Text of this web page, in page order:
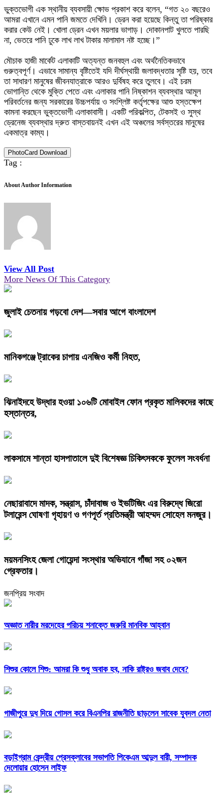
‎ভুক্তভোগী এক স্থানীয় ব্যবসায়ী ক্ষোভ প্রকাশ করে বলেন, “গত ২০ বছরেও
আমরা এখানে এমন পানি জমতে দেখিনি। ড্রেন করা হয়েছে কিন্তু তা পরিষ্কার
করার কেউ নেই। খোলা ড্রেন এখন ময়লার ভাগাড়। দোকানপাট খুলতে পারছি
না, ভেতরে পানি ঢুকে লাখ লাখ টাকার মালামাল নষ্ট হচ্ছে।”
‎মৌচাক হাজী মার্কেট এলাকাটি অত্যন্ত জনবহুল এবং অর্থনৈতিকভাবে
গুরুত্বপূর্ণ। এভাবে সামান্য বৃষ্টিতেই যদি দীর্ঘস্থায়ী জলাবদ্ধতার সৃষ্টি হয়, তবে
তা সাধারণ মানুষের জীবনযাত্রাকে আরও দুর্বিষহ করে তুলবে। এই চরম
ভোগান্তি থেকে মুক্তি পেতে এবং এলাকার পানি নিষ্কাশন ব্যবস্থার আমূল
পরিবর্তনের জন্য সরকারের উচ্চপর্যায় ও সংশ্লিষ্ট কর্তৃপক্ষের আশু হস্তক্ষেপ
কামনা করছেন ভুক্তভোগী এলাকাবাসী। একটি পরিকল্পিত, টেকসই ও সুস্থ
ড্রেনেজ ব্যবস্থার দ্রুত বাস্তবায়নই এখন এই অঞ্চলের সর্বস্তরের মানুষের
একমাত্র কাম্য।
PhotoCard Download
Tag :
About Author Information
View All Post
More News Of This Category
জুলাই চেতনায় গড়বো দেশ—সবার আগে বাংলাদেশ
মানিকগঞ্জে ট্রাকের চাপায় এনজিও কর্মী নিহত,
ঝিনাইদহে উদ্ধার হওয়া ১০৬টি মোবাইল ফোন প্রকৃত মালিকদের কাছে
হস্তান্তর,
লাকসামে শান্তা হাসপাতালে দুই বিশেষজ্ঞ চিকিৎসককে ফুলেল সংবর্ধনা
নেছারাবাদে মাদক, সন্ত্রাস, চাঁদাবাজ ও ইভটিজিং এর বিরুদ্ধে জিরো
টলারেন্স ঘোষণা গৃহায়ণ ও গণপূর্ত প্রতিমন্ত্রী আহম্মদ সোহেল মনজুর।
ময়মনসিংহ জেলা গোয়েন্দা সংস্থার অভিযানে গাঁজা সহ ০২জন
গ্রেফতার।
জনপ্রিয় সংবাদ
অজ্ঞাত নারীর মরদেহের পরিচয় শনাক্তে জরুরি মানবিক আহ্বান
শিশুর কোলে শিশু: আমরা কি শুধু অবাক হব, নাকি রাষ্ট্রও জবাব দেবে?
গাজীপুরে দুধ দিয়ে গোসল করে বিএনপির রাজনীতি ছাড়লেন সাবেক যুবদল নেতা
বড়াইগ্রাম কেন্দ্রীয় প্রেসক্লাবের সভাপতি পিকেএম আব্দুল বারী, সম্পাদক
দেলোয়ার হোসেন লাইফ